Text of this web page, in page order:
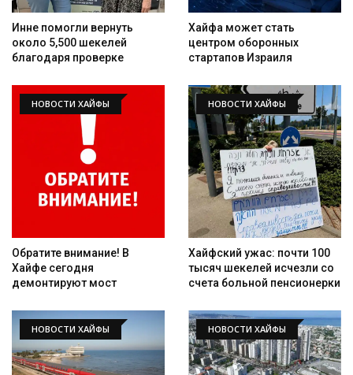
Искать
Инне помогли вернуть
около 5,500 шекелей
благодаря проверке
Хайфа может стать
центром оборонных
стартапов Израиля
НОВОСТИ ХАЙФЫ
Обратите внимание! В
Хайфе сегодня
демонтируют мост
НОВОСТИ ХАЙФЫ
Хайфский ужас: почти 100
тысяч шекелей исчезли со
счета больной пенсионерки
НОВОСТИ ХАЙФЫ НОВОСТИ ХАЙФЫ